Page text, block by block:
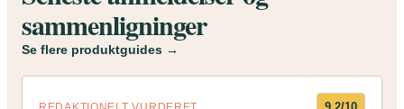
sammenligninger
Se flere produktguides →